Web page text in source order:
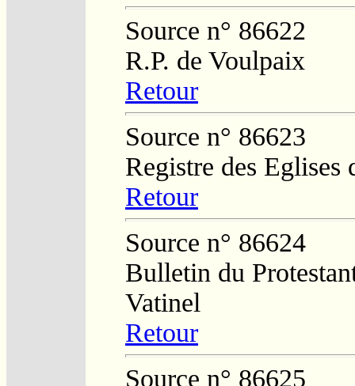
Source n° 86622
R.P. de Voulpaix
Retour
Source n° 86623
Registre des Eglises
Retour
Source n° 86624
Bulletin du
Vatinel
Retour
Source n° 86625